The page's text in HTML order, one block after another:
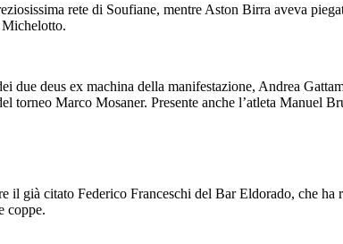
rete di Soufiane, mentre Aston Birra aveva
Michelotto.
deus ex machina della manifestazione, Andrea
torneo Marco Mosaner. Presente anche l’atleta Manuel
già citato Federico Franceschi del Bar Eldorado, che
coppe.